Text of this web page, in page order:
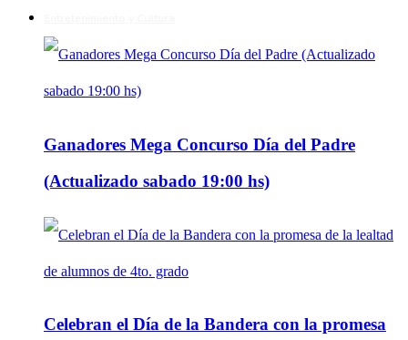
Ganadores Mega Concurso Día del Padre
(Actualizado sabado 19:00 hs)
Celebran el Día de la Bandera con la promesa